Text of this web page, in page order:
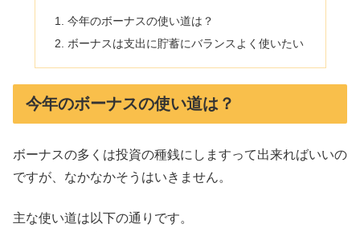
今年のボーナスの使い道は？
ボーナスは支出に貯蓄にバランスよく使いたい
今年のボーナスの使い道は？
ボーナスの多くは投資の種銭にしますって出来ればいいの
ですが、なかなかそうはいきません。
主な使い道は以下の通りです。